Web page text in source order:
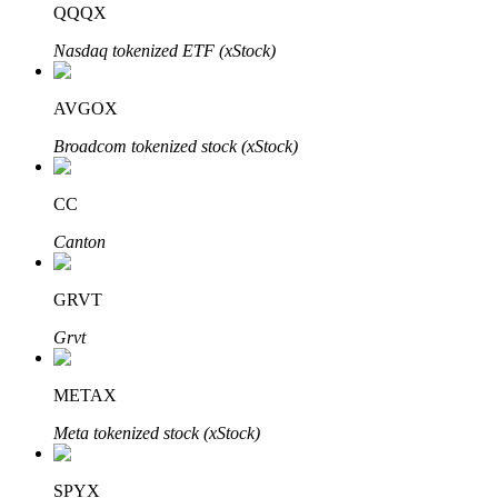
BTR-vergrendelingen
Exclusieve beleggingen voor BTR-houders
Leningen
QQQX
Nasdaq tokenized ETF (xStock)
AVGOX
Broadcom tokenized stock (xStock)
CC
Canton
GRVT
Grvt
METAX
Meta tokenized stock (xStock)
SPYX